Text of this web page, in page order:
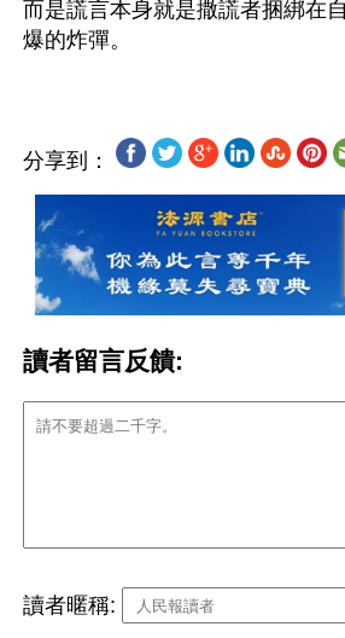
而是謊言本身就是撒謊者捆綁在
分享到：
讀者留言反饋:
讀者暱稱: